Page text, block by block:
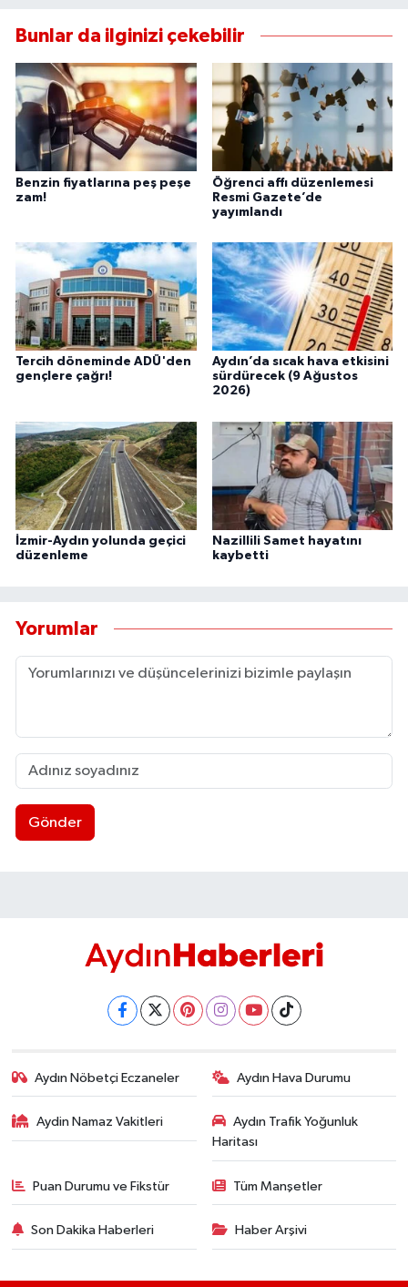
Bunlar da ilginizi çekebilir
Benzin fiyatlarına peş peşe
zam!
Öğrenci affı düzenlemesi
Resmi Gazete’de
yayımlandı
Tercih döneminde ADÜ'den
gençlere çağrı!
Aydın’da sıcak hava etkisini
sürdürecek (9 Ağustos
2026)
İzmir-Aydın yolunda geçici
düzenleme
Nazillili Samet hayatını
kaybetti
Yorumlar
Gönder
Aydın Nöbetçi Eczaneler Aydın Hava Durumu
Aydin Namaz Vakitleri
Aydın Trafik Yoğunluk
Haritası
Puan Durumu ve Fikstür Tüm Manşetler
Son Dakika Haberleri Haber Arşivi